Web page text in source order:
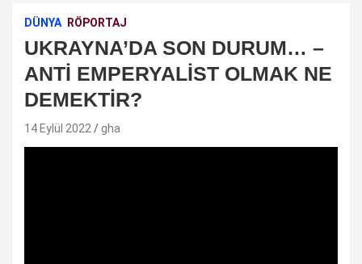
DÜNYA RÖPORTAJ
UKRAYNA’DA SON DURUM… –
ANTİ EMPERYALİST OLMAK NE
DEMEKTİR?
14 Eylül 2022 gha